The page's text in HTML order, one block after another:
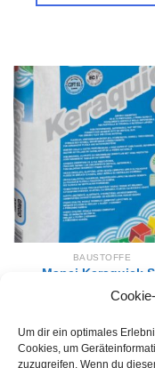
Um dir ein optimales
Cookies, um
zuzugreifen. Wenn du
BAUSTOFFE
Mapei Keraquick
Flexklebemörtel
25Kg Grau
IN DEN WARENKORB